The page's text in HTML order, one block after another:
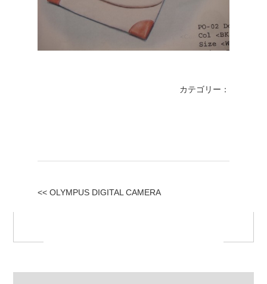
カテゴリー：
<< OLYMPUS DIGITAL CAMERA